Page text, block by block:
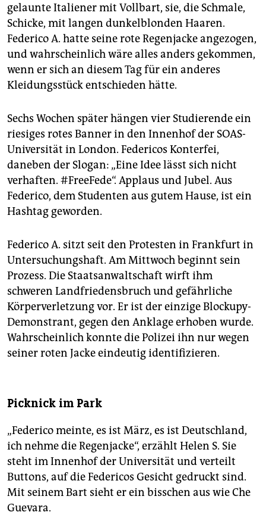
gelaunte Italiener mit Vollbart, sie, die Schmale,
Schicke, mit langen dunkelblonden Haaren.
Federico A. hatte seine rote Regenjacke angezogen,
und wahrscheinlich wäre alles anders gekommen,
wenn er sich an diesem Tag für ein anderes
Kleidungsstück entschieden hätte.
Sechs Wochen später hängen vier Studierende ein
riesiges rotes Banner in den Innenhof der SOAS-
Universität in London. Federicos Konterfei,
daneben der Slogan: „Eine Idee lässt sich nicht
verhaften. #FreeFede“. Applaus und Jubel. Aus
Federico, dem Studenten aus gutem Hause, ist ein
Hashtag geworden.
Federico A. sitzt seit den Protesten in Frankfurt in
Untersuchungshaft. Am Mittwoch beginnt sein
Prozess. Die Staatsanwaltschaft wirft ihm
schweren Landfriedensbruch und gefährliche
Körperverletzung vor. Er ist der einzige Blockupy-
Demonstrant, gegen den Anklage erhoben wurde.
Wahrscheinlich konnte die Polizei ihn nur wegen
seiner roten Jacke eindeutig identifizieren.
Picknick im Park
„Federico meinte, es ist März, es ist Deutschland,
ich nehme die Regenjacke“, erzählt Helen S. Sie
steht im Innenhof der Universität und verteilt
Buttons, auf die Federicos Gesicht gedruckt sind.
Mit seinem Bart sieht er ein bisschen aus wie Che
Guevara.